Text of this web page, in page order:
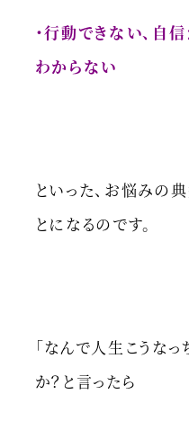
・行動できない、自
わからない
といった、お悩みの
とになるのです。
「なんで人生こうな
か？と言ったら